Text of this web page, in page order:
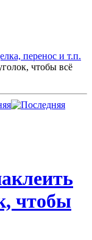
перенос и т.п.
чтобы всё
чтобы